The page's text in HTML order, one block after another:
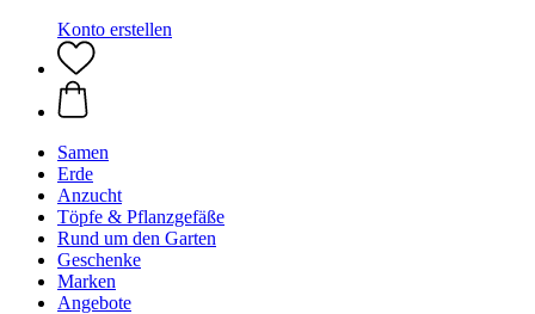
Konto erstellen
Samen
Erde
Anzucht
Töpfe & Pflanzgefäße
Rund um den Garten
Geschenke
Marken
Angebote